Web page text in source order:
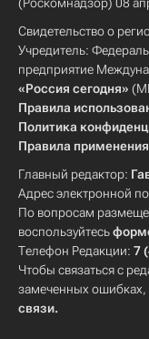
Свидетельство о
Учредитель:
предприятие
«Россия сегодня»
Правила
Политика
Правила
Главный редактор:
Адрес электронной
По вопросам
воспользуйтесь
Телефон Редакции: 7
Чтобы связаться с
замеченных ошибках,
связи.